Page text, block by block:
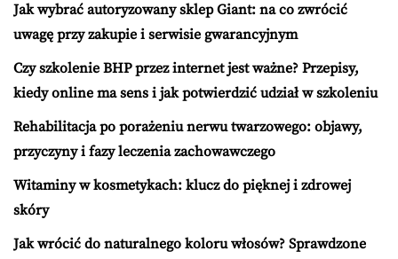
Jak wybrać autoryzowany sklep Giant: na co zwrócić
uwagę przy zakupie i serwisie gwarancyjnym
Czy szkolenie BHP przez internet jest ważne? Przepisy,
kiedy online ma sens i jak potwierdzić udział w szkoleniu
Rehabilitacja po porażeniu nerwu twarzowego: objawy,
przyczyny i fazy leczenia zachowawczego
Witaminy w kosmetykach: klucz do pięknej i zdrowej
skóry
Jak wrócić do naturalnego koloru włosów? Sprawdzone